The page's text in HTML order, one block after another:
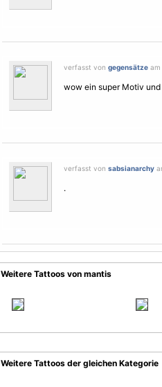
verfasst von gegensätze am
wow ein super Motiv
verfasst von sabsianarchy
.
Weitere Tattoos von mantis
Weitere Tattoos der gleichen Kategorie